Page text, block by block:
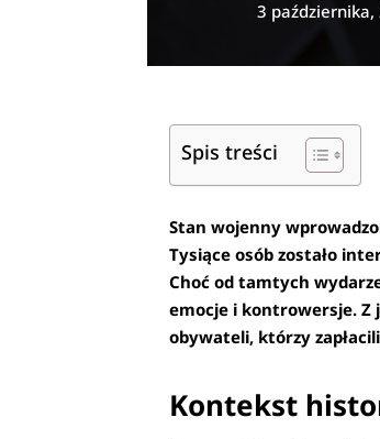
3 października,
Spis treści
Stan wojenny
Tysiące osób zostało
Choć od tamtych
emocje i kontrowersje. Z
obywateli, którzy
Kontekst